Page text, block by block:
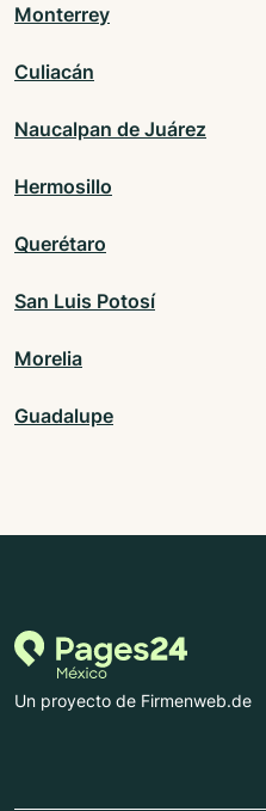
Monterrey
Culiacán
Naucalpan de Juárez
Hermosillo
Querétaro
San Luis Potosí
Morelia
Guadalupe
Un proyecto de Firmenweb.de